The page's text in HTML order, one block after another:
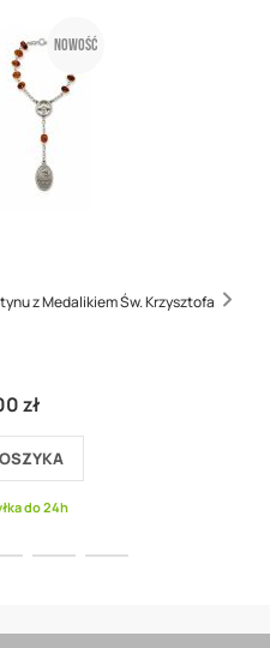
Nowość
z Medalikiem Św. Krzysztofa
zł
do 24h